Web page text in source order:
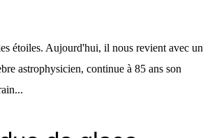
étoiles. Aujourd'hui, il nous revient avec un
astrophysicien, continue à 85 ans son